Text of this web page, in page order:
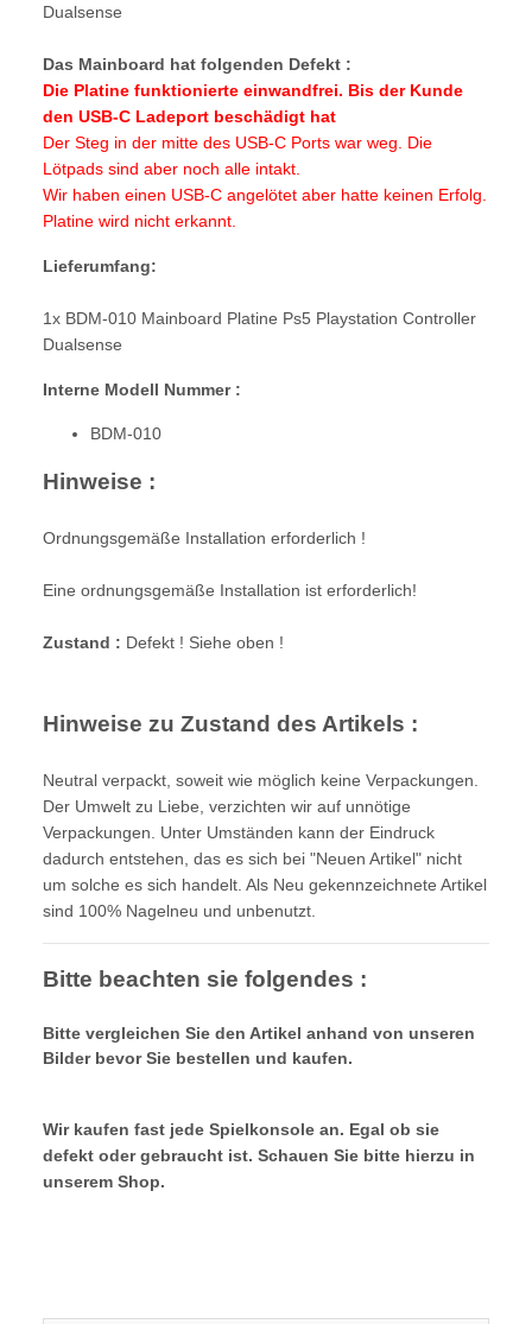
Dualsense
Das Mainboard hat folgenden Defekt :
Die Platine funktionierte einwandfrei. Bis der Kunde
den USB-C Ladeport beschädigt hat
Der Steg in der mitte des USB-C Ports war weg. Die
Lötpads sind aber noch alle intakt.
Wir haben einen USB-C angelötet aber hatte keinen Erfolg.
Platine wird nicht erkannt.
Lieferumfang:
1x BDM-010 Mainboard Platine Ps5 Playstation Controller
Dualsense
Interne Modell Nummer :
BDM-010
Hinweise :
Ordnungsgemäße Installation erforderlich !
Eine ordnungsgemäße Installation ist erforderlich!
Zustand : Defekt ! Siehe oben !
Hinweise zu Zustand des Artikels :
Neutral verpackt, soweit wie möglich keine Verpackungen.
Der Umwelt zu Liebe, verzichten wir auf unnötige
Verpackungen. Unter Umständen kann der Eindruck
dadurch entstehen, das es sich bei "Neuen Artikel" nicht
um solche es sich handelt. Als Neu gekennzeichnete Artikel
sind 100% Nagelneu und unbenutzt.
Bitte beachten sie folgendes :
Bitte vergleichen Sie den Artikel anhand von unseren
Bilder bevor Sie bestellen und kaufen.
Wir kaufen fast jede Spielkonsole an. Egal ob sie
defekt oder gebraucht ist. Schauen Sie bitte hierzu in
unserem Shop.